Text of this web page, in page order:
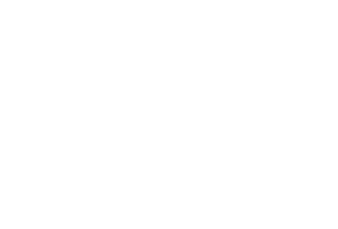
VM-back-ups met flexibele back-up